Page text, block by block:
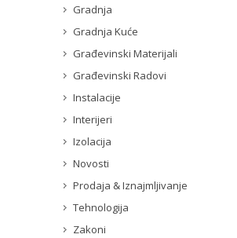
Gradnja
Gradnja Kuće
Građevinski Materijali
Građevinski Radovi
Instalacije
Interijeri
Izolacija
Novosti
Prodaja & Iznajmljivanje
Tehnologija
Zakoni